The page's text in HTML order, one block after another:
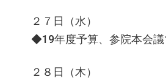
２７日（水）
◆19年度予算、参院本会議
２８日（木）